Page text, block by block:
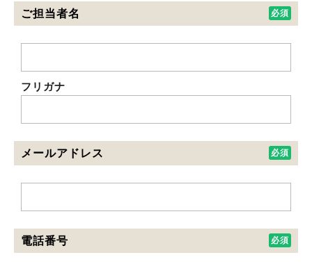
ご担当者名
フリガナ
メールアドレス
電話番号